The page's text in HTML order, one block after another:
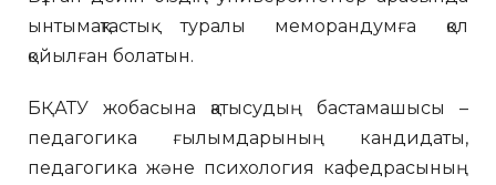
ынтымақтастық туралы меморандумға қол
қойылған болатын.
БҚАТУ жобасына қатысудың бастамашысы –
педагогика ғылымдарының кандидаты,
педагогика және психология кафедрасының